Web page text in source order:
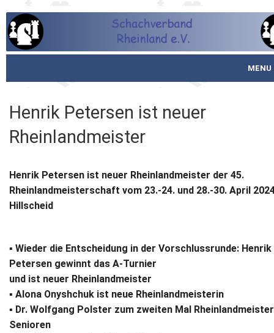
MENU
Schachjugend
Meistertafel
Service
Newsletter
Kontakt
Henrik Petersen ist neuer
Rheinlandmeister
Henrik Petersen ist neuer Rheinlandmeister der 45.
Rheinlandmeisterschaft vom 23.-24. und 28.-30. April
Hillscheid
▪ Wieder die Entscheidung in der Vorschlussrunde: Henrik
Petersen gewinnt das A-Turnier
und ist neuer Rheinlandmeister
▪ Alona Onyshchuk ist neue Rheinlandmeisterin
▪ Dr. Wolfgang Polster zum zweiten Mal
Senioren